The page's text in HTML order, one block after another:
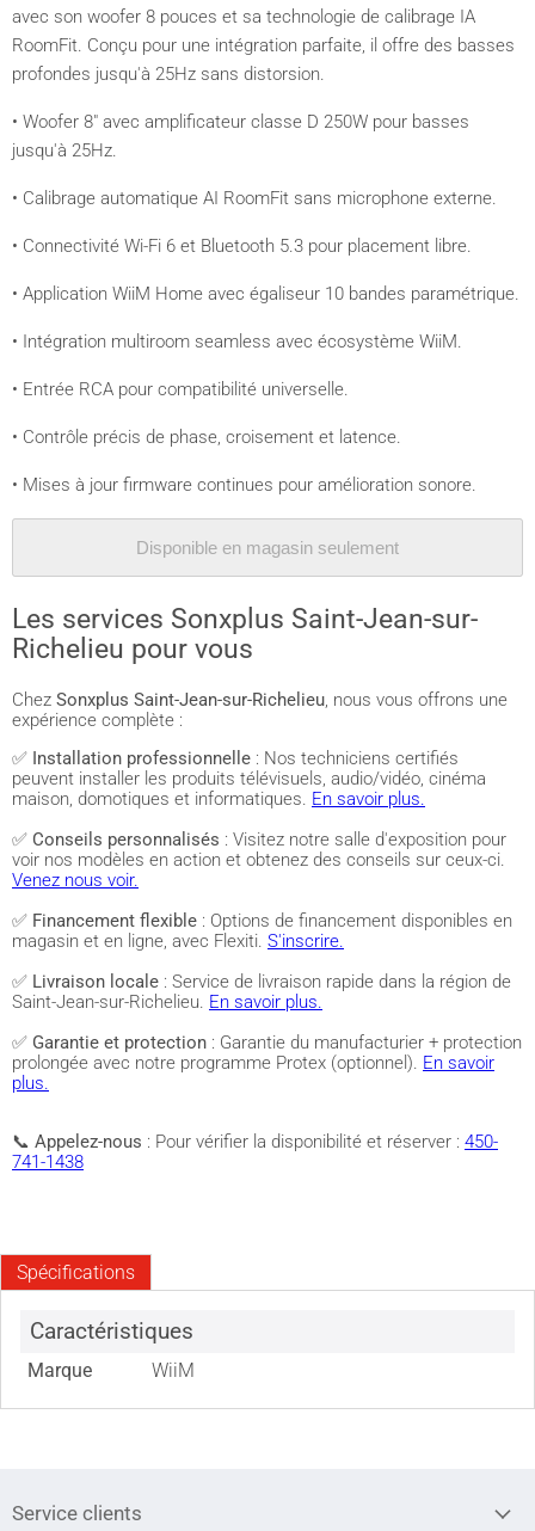
avec son woofer 8 pouces et sa technologie de calibrage IA
RoomFit. Conçu pour une intégration parfaite, il offre des basses
profondes jusqu'à 25Hz sans distorsion.
• Woofer 8" avec amplificateur classe D 250W pour basses
jusqu'à 25Hz.
• Calibrage automatique AI RoomFit sans microphone externe.
• Connectivité Wi-Fi 6 et Bluetooth 5.3 pour placement libre.
• Application WiiM Home avec égaliseur 10 bandes paramétrique.
• Intégration multiroom seamless avec écosystème WiiM.
• Entrée RCA pour compatibilité universelle.
• Contrôle précis de phase, croisement et latence.
• Mises à jour firmware continues pour amélioration sonore.
Disponible en magasin seulement
Les services Sonxplus Saint-Jean-sur-
Richelieu pour vous
Chez Sonxplus Saint-Jean-sur-Richelieu, nous vous offrons une
expérience complète :
✅ Installation professionnelle : Nos techniciens certifiés
peuvent installer les produits télévisuels, audio/vidéo, cinéma
maison, domotiques et informatiques. En savoir plus.
✅ Conseils personnalisés : Visitez notre salle d'exposition pour
voir nos modèles en action et obtenez des conseils sur ceux-ci.
Venez nous voir.
✅ Financement flexible : Options de financement disponibles en
magasin et en ligne, avec Flexiti. S'inscrire.
✅ Livraison locale : Service de livraison rapide dans la région de
Saint-Jean-sur-Richelieu. En savoir plus.
✅ Garantie et protection : Garantie du manufacturier + protection
prolongée avec notre programme Protex (optionnel). En savoir
plus.
📞 Appelez-nous : Pour vérifier la disponibilité et réserver : 450-
741-1438
Spécifications
Caractéristiques
Marque WiiM
Service clients